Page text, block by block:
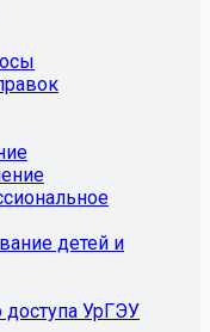
детей и
доступа УрГЭУ